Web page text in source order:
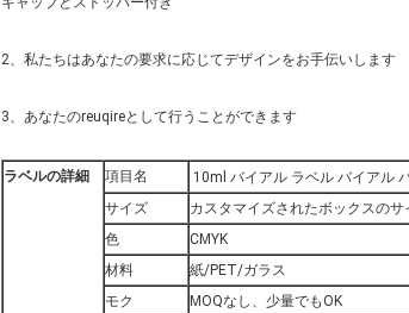
2、私たちはあなたの要求に応じてデザインをお手伝いします
3、あなたのreuqireとして行うことができます
ラベルの詳細 項目名
10ml バイアル ラベル バイアル
サイズ
カスタマイズされたボックスの
色
CMYK
材料
紙/PET/ガラス
モク
MOQなし、少量でもOK